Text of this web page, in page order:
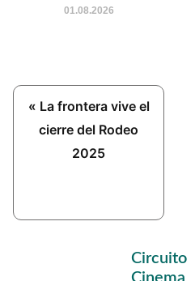
01.08.2026
Previous
Post:
« La frontera vive el
cierre del Rodeo
2025
Circuito
Cinema